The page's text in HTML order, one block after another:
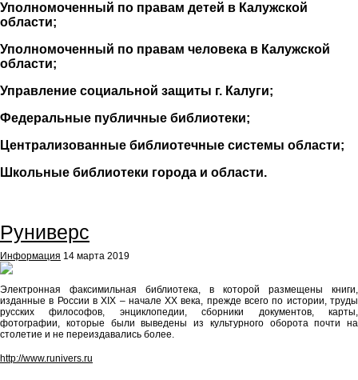
Уполномоченный по правам детей в Калужской
области;
Уполномоченный по правам человека в Калужской
области;
Управление социальной защиты г. Калуги;
Федеральные публичные библиотеки;
Централизованные библиотечные системы области;
Школьные библиотеки города и области.
Руниверс
Информация 14 марта 2019
Электронная факсимильная библиотека, в которой размещены книги,
изданные в России в ХIХ – начале ХХ века, прежде всего по истории, труды
русских философов, энциклопедии, сборники документов, карты,
фотографии, которые были выведены из культурного оборота почти на
столетие и не переиздавались более.
http://www.runivers.ru